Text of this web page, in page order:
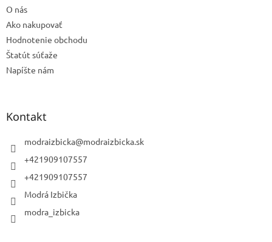
O nás
Ako nakupovať
Hodnotenie obchodu
Štatút súťaže
Napíšte nám
Kontakt
modraizbicka@modraizbicka.sk
+421909107557
+421909107557
Modrá Izbička
modra_izbicka